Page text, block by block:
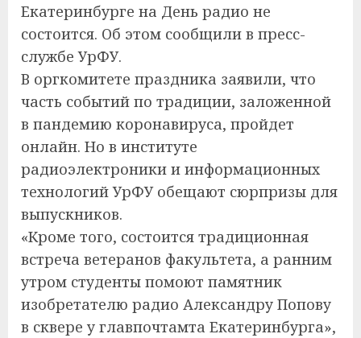
Екатеринбурге на День радио не
состоится. Об этом сообщили в пресс-
службе УрФУ.
В оргкомитете праздника заявили, что
часть событий по традиции, заложенной
в пандемию коронавируса, пройдет
онлайн. Но в институте
радиоэлектроники и информационных
технологий УрФУ обещают сюрпризы для
выпускников.
«Кроме того, состоится традиционная
встреча ветеранов факультета, а ранним
утром студенты помоют памятник
изобретателю радио Александру Попову
в сквере у главпочтамта Екатеринбурга»,